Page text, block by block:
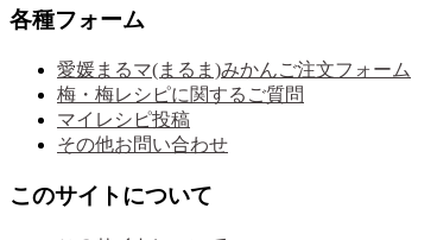
各種フォーム
愛媛まるマ(まるま)みかんご注文フォーム
梅・梅レシピに関するご質問
マイレシピ投稿
その他お問い合わせ
このサイトについて